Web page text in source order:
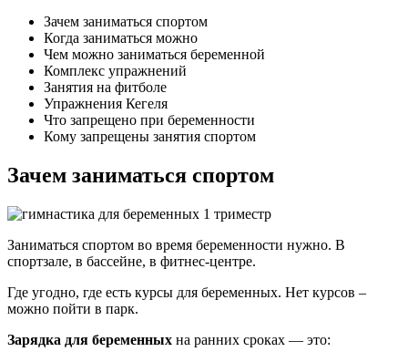
Зачем заниматься спортом
Когда заниматься можно
Чем можно заниматься беременной
Комплекс упражнений
Занятия на фитболе
Упражнения Кегеля
Что запрещено при беременности
Кому запрещены занятия спортом
Зачем заниматься спортом
Заниматься спортом во время беременности нужно. В
спортзале, в бассейне, в фитнес-центре.
Где угодно, где есть курсы для беременных. Нет курсов –
можно пойти в парк.
Зарядка для беременных на ранних сроках — это: